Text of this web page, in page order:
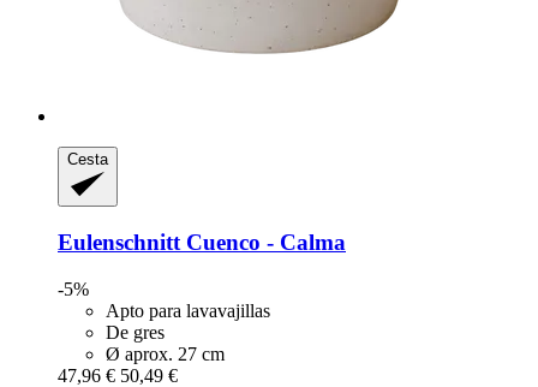
Cesta
Eulenschnitt Cuenco -​ Calma
-5%
Apto para lavavajillas
De gres
Ø aprox. 27 cm
47,96 € 50,49 €